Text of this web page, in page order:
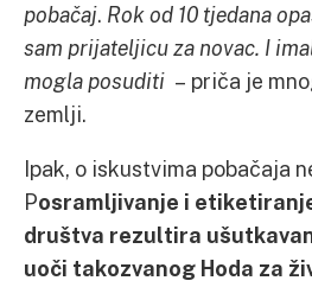
pobačaj. Rok od 10 tjedana
sam prijateljicu za novac. I
mogla posuditi – priča je
zemlji.
Ipak, o iskustvima pobačaja
Posramljivanje i
društva rezultira
uoči takozvanog Hoda za